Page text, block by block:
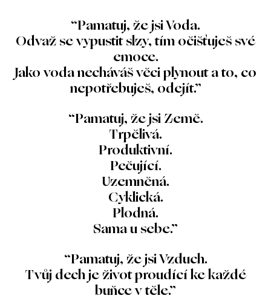
“Pamatuj, že jsi Voda.
Odvaž se vypustit slzy, tím očišťuješ své
emoce.
Jako voda necháváš věci plynout a to, co
nepotřebuješ, odejít.”
“Pamatuj, že jsi Země.
Trpělivá.
Produktivní.
Pečující.
Uzemněná.
Cyklická.
Plodná.
Sama u sebe.”
“Pamatuj, že jsi Vzduch.
Tvůj dech je život proudící ke každé
buňce v těle.”